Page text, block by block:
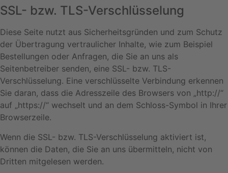
SSL- bzw. TLS-Verschlüsselung
Diese Seite nutzt aus Sicherheitsgründen und zum Schutz
der Übertragung vertraulicher Inhalte, wie zum Beispiel
Bestellungen oder Anfragen, die Sie an uns als
Seitenbetreiber senden, eine SSL- bzw. TLS-
Verschlüsselung. Eine verschlüsselte Verbindung erkennen
Sie daran, dass die Adresszeile des Browsers von „http://“
auf „https://“ wechselt und an dem Schloss-Symbol in Ihrer
Browserzeile.
Wenn die SSL- bzw. TLS-Verschlüsselung aktiviert ist,
können die Daten, die Sie an uns übermitteln, nicht von
Dritten mitgelesen werden.